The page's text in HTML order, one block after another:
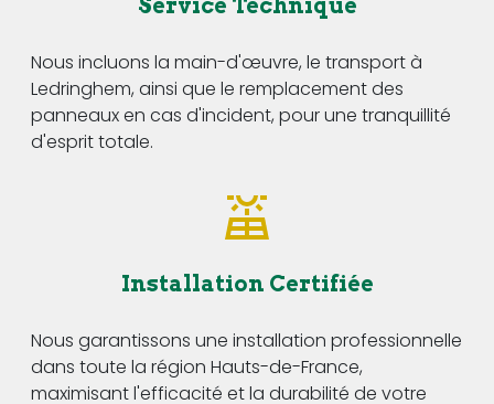
Service Technique
Nous incluons la main-d'œuvre, le transport à
Ledringhem, ainsi que le remplacement des
panneaux en cas d'incident, pour une tranquillité
d'esprit totale.
Installation Certifiée
Nous garantissons une installation professionnelle
dans toute la région Hauts-de-France,
maximisant l'efficacité et la durabilité de votre